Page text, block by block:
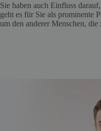
Sie haben auch Einfluss
geht es für Sie als prominente
um den anderer Menschen,